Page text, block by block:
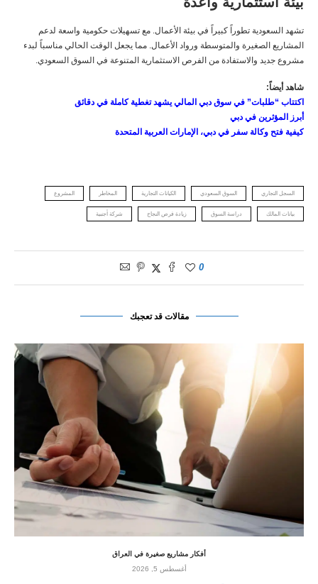
تشهد السعودية تطوراً كبيراً في بيئة الأعمال. مع تسهيلات حكومية واسعة لدعم
المشاريع الصغيرة والمتوسطة ورواد الأعمال. مما يجعل الوقت الحالي مناسباً لبدء
مشروع جديد والاستفادة من الفرص الاستثمارية المتنوعة في السوق السعودي.
شاهد أيضاً:
اكتتاب “طلبات” في سوق دبي المالي يشهد تغطية كاملة في دقائق
أبرز المؤثرين في دبي
كيفية فتح وكالة سفر في دبي، الإمارات العربية المتحدة
السجل التجاري السوق السعودي الكيانات التجارية المخاطر المشروع
بيانات المالك دراسة السوق زيادة فرص النجاح شركة أجنبية
0
مقالات قد تعجبك
أفكار مشاريع صغيرة في العراق
أغسطس 5, 2026